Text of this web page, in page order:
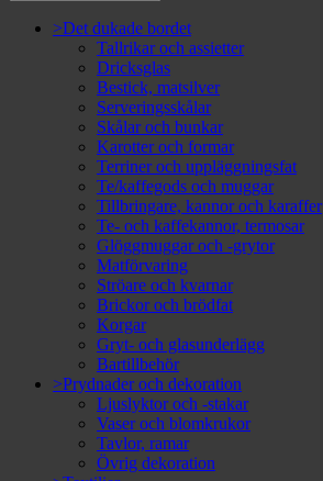
>Det dukade bordet
Tallrikar och assietter
Dricksglas
Bestick, matsilver
Serveringsskålar
Skålar och bunkar
Karotter och formar
Terriner och uppläggningsfat
Te/kaffegods och muggar
Tillbringare, kannor och karaffer
Te- och kaffekannor, termosar
Glöggmuggar och -grytor
Matförvaring
Ströare och kvarnar
Brickor och brödfat
Korgar
Gryt- och glasunderlägg
Bartillbehör
>Prydnader och dekoration
Ljuslyktor och -stakar
Vaser och blomkrukor
Tavlor, ramar
Övrig dekoration